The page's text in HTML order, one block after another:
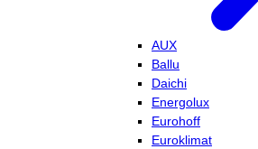
AUX
Ballu
Daichi
Energolux
Eurohoff
Euroklimat